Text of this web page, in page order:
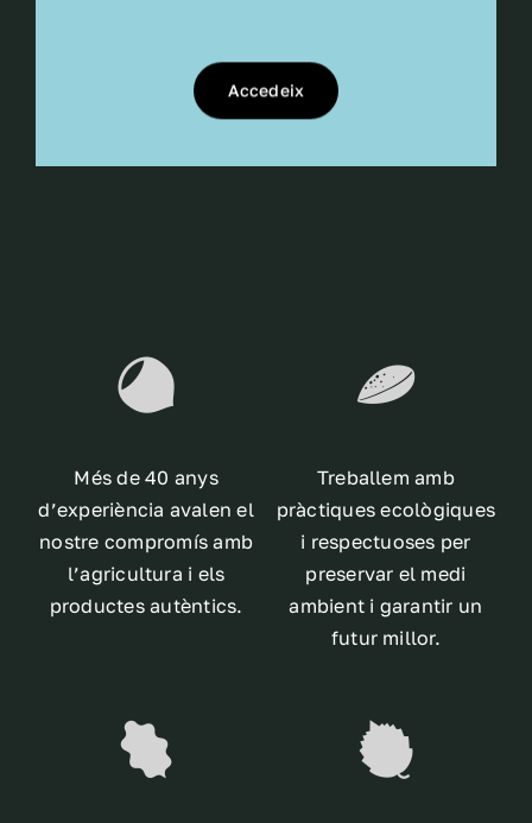
Accedeix
Més de 40 anys
d’experiència avalen el
nostre compromís amb
l’agricultura i els
productes autèntics.
Treballem amb
pràctiques ecològiques
i respectuoses per
preservar el medi
ambient i garantir un
futur millor.